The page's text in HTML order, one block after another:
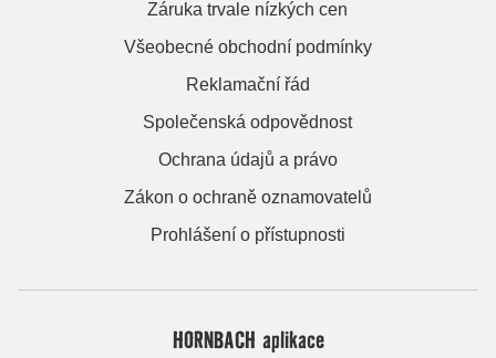
Záruka trvale nízkých cen
Všeobecné obchodní podmínky
Reklamační řád
Společenská odpovědnost
Ochrana údajů a právo
Zákon o ochraně oznamovatelů
Prohlášení o přístupnosti
HORNBACH aplikace